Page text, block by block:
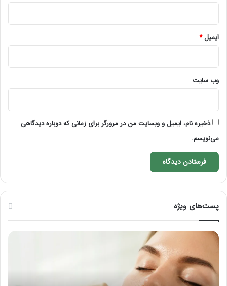
ایمیل*
وب‌ سایت
ذخیره نام، ایمیل و وبسایت من در مرورگر برای زمانی که دوباره دیدگاهی
می‌نویسم.
پست‌های ویژه
راهنمای
کامل
آموزش
ماساژ
لب